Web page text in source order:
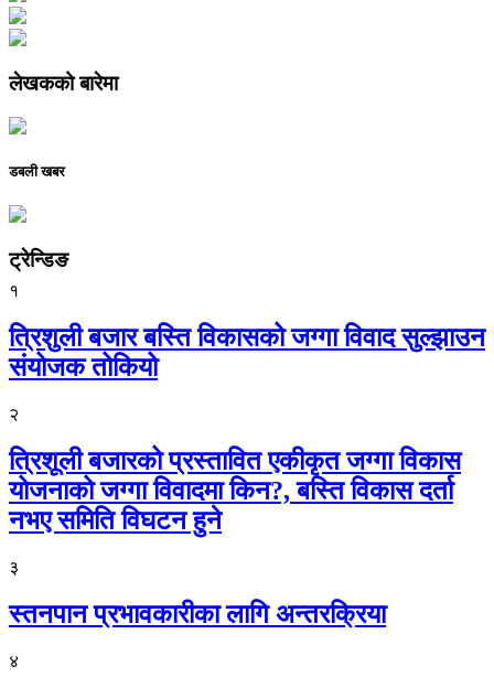
लेखकको बारेमा
डबली खबर
ट्रेन्डिङ
१
त्रिशुली बजार बस्ति विकासको जग्गा विवाद सुल्झाउन
संयोजक तोकियो
२
त्रिशूली बजारको प्रस्तावित एकीकृत जग्गा विकास
योजनाको जग्गा विवादमा किन?, बस्ति विकास दर्ता
नभए समिति विघटन हुने
३
स्तनपान प्रभावकारीका लागि अन्तरक्रिया
४